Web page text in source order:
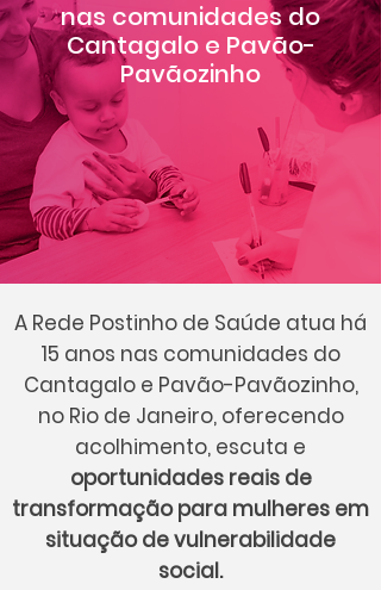
nas comunidades do
Cantagalo e Pavão-
Pavãozinho
A Rede Postinho de Saúde atua há
15 anos nas comunidades do
Cantagalo e Pavão-Pavãozinho,
no Rio de Janeiro, oferecendo
acolhimento, escuta e
oportunidades reais de
transformação para mulheres em
situação de vulnerabilidade
social.